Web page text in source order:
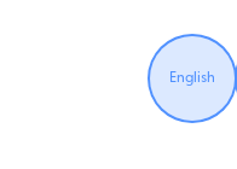
English